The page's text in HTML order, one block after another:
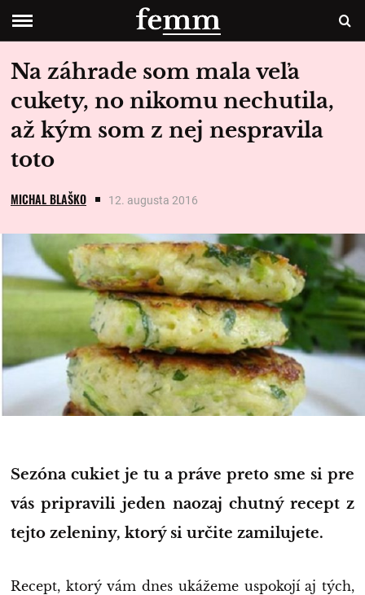
Na záhrade som mala veľa
cukety, no nikomu nechutila,
až kým som z nej nespravila
toto
MICHAL BLAŠKO 12. augusta 2016
Sezóna cukiet je tu a práve preto sme si pre
vás pripravili jeden naozaj chutný recept z
tejto zeleniny, ktorý si určite zamilujete.
Recept, ktorý vám dnes ukážeme uspokojí aj tých,